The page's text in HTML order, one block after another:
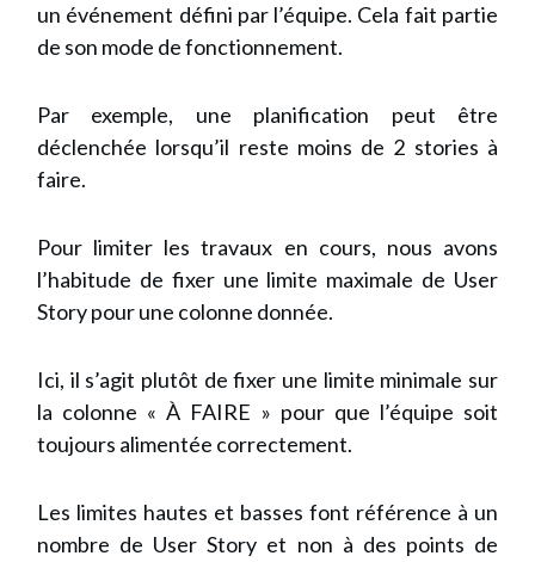
un événement défini par l’équipe. Cela fait partie
de son mode de fonctionnement.
Par exemple, une planification peut être
déclenchée lorsqu’il reste moins de 2 stories à
faire.
Pour limiter les travaux en cours, nous avons
l’habitude de fixer une limite maximale de User
Story pour une colonne donnée.
Ici, il s’agit plutôt de fixer une limite minimale sur
la colonne « À FAIRE » pour que l’équipe soit
toujours alimentée correctement.
Les limites hautes et basses font référence à un
nombre de User Story et non à des points de